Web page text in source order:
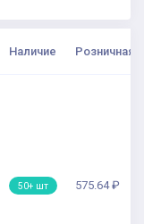
Наличие Розничная
50+ шт 575.64 ₽